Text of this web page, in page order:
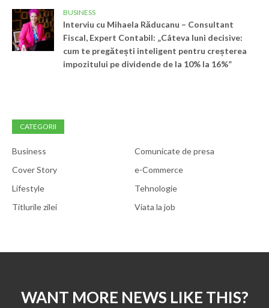
BUSINESS
Interviu cu Mihaela Răducanu – Consultant
Fiscal, Expert Contabil: „Câteva luni decisive:
cum te pregătești inteligent pentru creșterea
impozitului pe dividende de la 10% la 16%”
CATEGORII
Business
Comunicate de presa
Cover Story
e-Commerce
Lifestyle
Tehnologie
Titlurile zilei
Viata la job
WANT MORE NEWS LIKE THIS?